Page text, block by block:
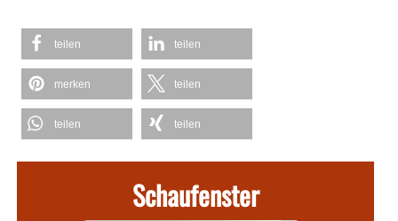
teilen teilen
merken teilen
teilen teilen
Schaufenster